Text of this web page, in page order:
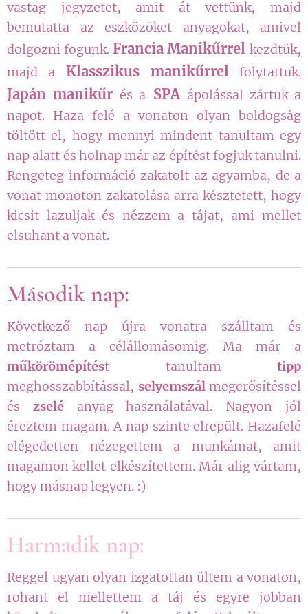
vastag jegyzetet, amit át vettünk, majd
bemutatta az eszközöket anyagokat, amivel
dolgozni fogunk. Francia Manikűrrel kezdtük,
majd a Klasszikus manikűrrelfolytattuk.
Japán manikűr és a SPA ápolással zártuk a
napot. Haza felé a vonaton olyan boldogság
töltött el, hogy mennyi mindent tanultam egy
nap alatt és holnap már az építést fogjuk tanulni.
Rengeteg információ zakatolt az agyamba, de a
vonat monoton zakatolása arra késztetett, hogy
kicsit lazuljak és nézzem a tájat, ami mellet
elsuhant a vonat.
Második nap:
Következő nap újra vonatra szálltam és
metróztam a célállomásomig. Ma már a
műkörömépítést tanultam tipp
meghosszabbítással, selyemszálmegerősítéssel
és zseléanyag használatával. Nagyon jól
éreztem magam. A nap szinte elrepült. Hazafelé
elégedetten nézegettem a munkámat, amit
magamon kellet elkészítettem. Már alig vártam,
hogy másnap legyen. :)
Harmadik nap:
Reggel ugyan olyan izgatottan ültem a vonaton,
rohant el mellettem a táj és egyre jobban